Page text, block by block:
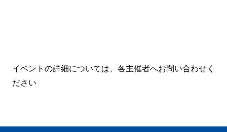
イベントの詳細については、各主催者へお問い合わせく
ださい